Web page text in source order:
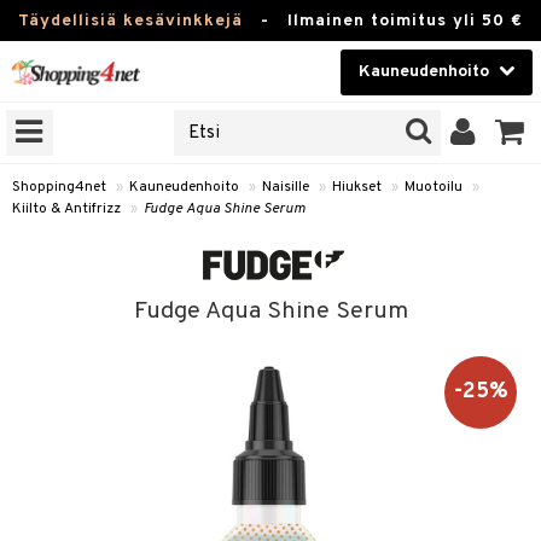
Täydellisiä kesävinkkejä - Ilmainen toimitus yli 50 €
Kauneudenhoito
Kauneudenhoito
Piilolinssit
Shopping4net » Kauneudenhoito » Naisille » Hiukset » Muotoilu
»
Kiilto & Antifrizz » Fudge Aqua Shine Serum
Fudge Aqua Shine Serum
-25%